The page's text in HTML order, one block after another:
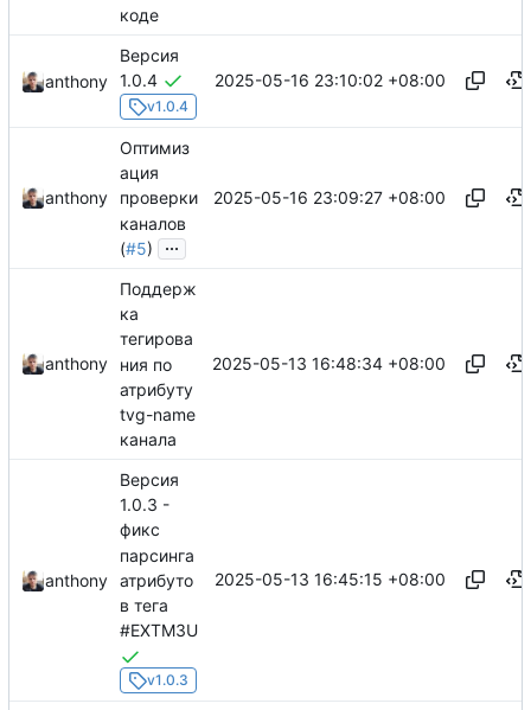
коде
anthony
Версия
1.0.4
v1.0.4
2025-05-16 23:10:02 +08:00
anthony
Оптимиз
ация
проверки
каналов
(#5) ...
2025-05-16 23:09:27 +08:00
anthony
Поддерж
ка
тегирова
ния по
атрибуту
tvg-name
канала
2025-05-13 16:48:34 +08:00
anthony
Версия
1.0.3 -
фикс
парсинга
атрибуто
в тега
#EXTM3U
v1.0.3
2025-05-13 16:45:15 +08:00